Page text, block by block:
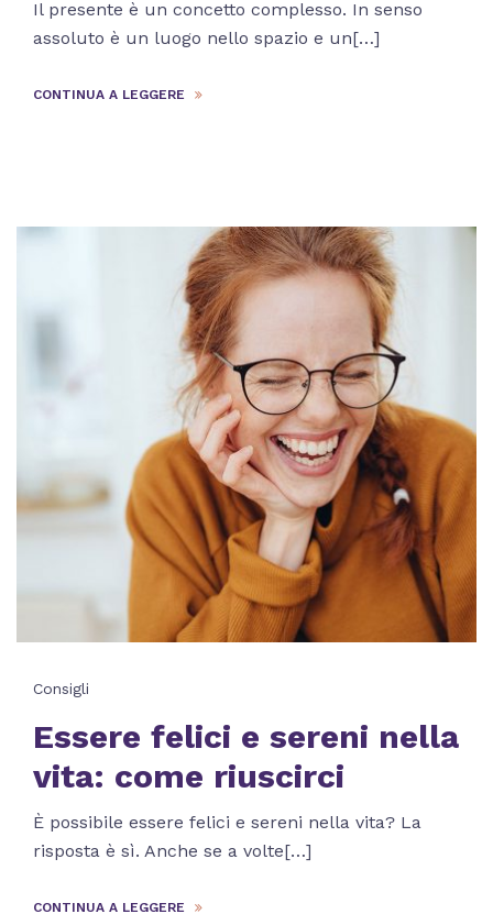
Il presente è un concetto complesso. In senso
assoluto è un luogo nello spazio e un[…]
CONTINUA A LEGGERE
Consigli
Essere felici e sereni nella
vita: come riuscirci
È possibile essere felici e sereni nella vita? La
risposta è sì. Anche se a volte[…]
CONTINUA A LEGGERE